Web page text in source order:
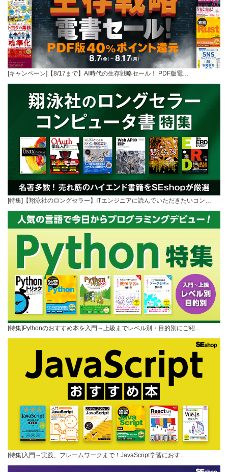
[キャンペーン]【8/17まで】AI時代の生存戦略セール！ PDF版電…
[特集]【翔泳社のロングセラー】ITエンジニアに読んでいただきたいコン…
[特集]Pythonのおすすめ本を入門～上級までレベル別・目的別にご紹…
[特集]入門～実践、フレームワークまで！JavaScript学習におす…